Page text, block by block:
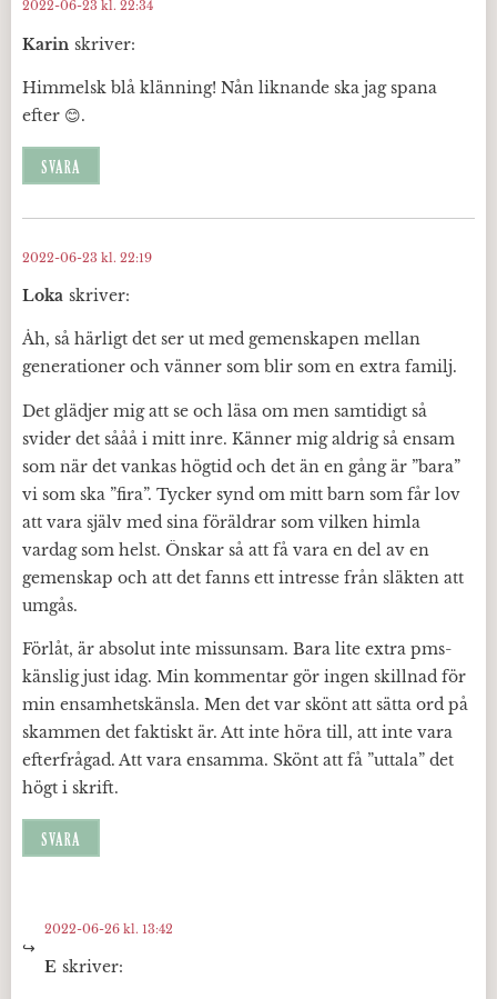
Karin skriver:
2022-06-23 kl. 22:34
Himmelsk blå klänning! Nån liknande ska jag spana
efter 😊.
SVARA
Loka skriver:
2022-06-23 kl. 22:19
Åh, så härligt det ser ut med gemenskapen mellan
generationer och vänner som blir som en extra familj.
Det glädjer mig att se och läsa om men samtidigt så
svider det sååå i mitt inre. Känner mig aldrig så ensam
som när det vankas högtid och det än en gång är ”bara”
vi som ska ”fira”. Tycker synd om mitt barn som får lov
att vara själv med sina föräldrar som vilken himla
vardag som helst. Önskar så att få vara en del av en
gemenskap och att det fanns ett intresse från släkten att
umgås.
Förlåt, är absolut inte missunsam. Bara lite extra pms-
känslig just idag. Min kommentar gör ingen skillnad för
min ensamhetskänsla. Men det var skönt att sätta ord på
skammen det faktiskt är. Att inte höra till, att inte vara
efterfrågad. Att vara ensamma. Skönt att få ”uttala” det
högt i skrift.
SVARA
E skriver:
2022-06-26 kl. 13:42